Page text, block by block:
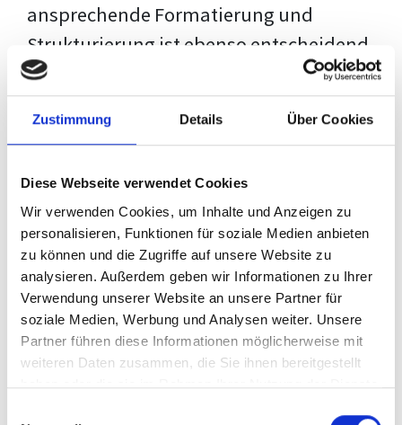
Zustimmung Details Über Cookies
Diese Webseite verwendet Cookies
Wir verwenden Cookies, um Inhalte und Anzeigen zu
personalisieren, Funktionen für soziale Medien anbieten
zu können und die Zugriffe auf unsere Website zu
analysieren. Außerdem geben wir Informationen zu Ihrer
Verwendung unserer Website an unsere Partner für
soziale Medien, Werbung und Analysen weiter. Unsere
Partner führen diese Informationen möglicherweise mit
weiteren Daten zusammen, die Sie ihnen bereitgestellt
haben oder die sie im Rahmen Ihrer Nutzung der Dienste
ansprechende Formatierung und
Strukturierung ist ebenso entscheidend
wie der Inhalt selbst. Jeder Prüfer hat
eigene Erwartungen, und unsere
Schulung ist so konzipiert, dass sie dir
deiner individuellen Vorlage zeigt,
anstatt eine Einheitslösung zu bieten.
Der Prozess des wissenschaftlichen
Schreibens kann ohne das richtige
Wissen eine große Herausforderung
darstellen. Jedoch, ausgestattet mit
denTechniken und Strategiendieses
Kurses, wird die Formatierung deiner